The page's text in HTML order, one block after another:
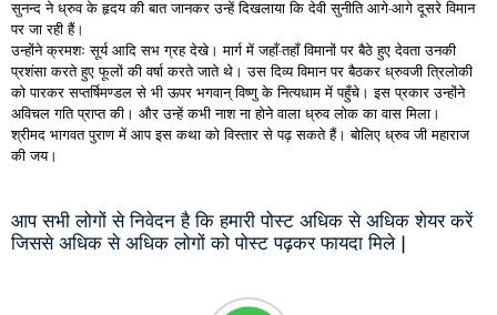
सुनन्द ने ध्रुव के हृदय की बात जानकर उन्हें दिखलाया कि देवी सुनीति आगे-आगे दूसरे विमान
पर जा रही हैं।
उन्होंने क्रमशः सूर्य आदि सभ ग्रह देखे। मार्ग में जहाँ-तहाँ विमानों पर बैठे हुए देवता उनकी
प्रशंसा करते हुए फूलों की वर्षा करते जाते थे। उस दिव्य विमान पर बैठकर ध्रुवजी त्रिलोकी
को पारकर सप्तर्षिमण्डल से भी ऊपर भगवान् विष्णु के नित्यधाम में पहुँचे। इस प्रकार उन्होंने
अविचल गति प्राप्त की। और उन्हें कभी नाश ना होने वाला ध्रुव लोक का वास मिला।
श्रीमद भागवत पुराण में आप इस कथा को विस्तार से पढ़ सकते हैं। बोलिए ध्रुव जी महाराज
की जय।
आप सभी लोगों से निवेदन है कि हमारी पोस्ट अधिक से अधिक शेयर करें
जिससे अधिक से अधिक लोगों को पोस्ट पढ़कर फायदा मिले |